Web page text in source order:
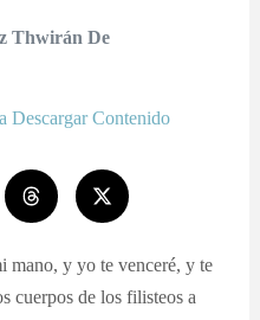
Thwirán De
Descargar Contenido
mano, y yo te venceré, y te
cuerpos de los filisteos a